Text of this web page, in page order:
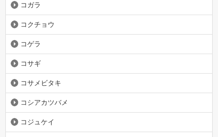
コガラ
コクチョウ
コゲラ
コサギ
コサメビタキ
コシアカツバメ
コジュケイ